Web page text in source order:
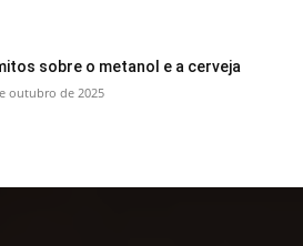
sobre o metanol e a cerveja
outubro de 2025